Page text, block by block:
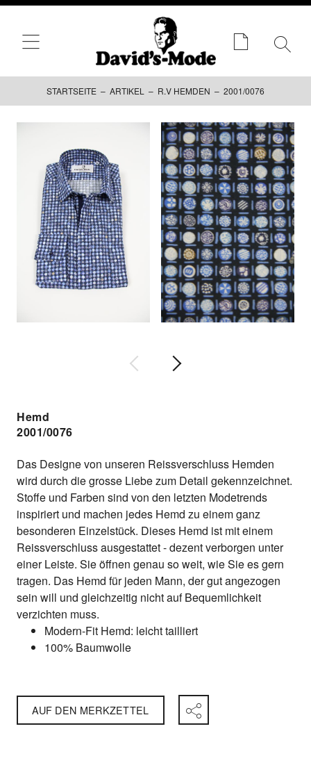
STARTSEITE – ARTIKEL – R.V HEMDEN – 2001/0076
Hemd
2001/0076
Das Designe von unseren Reissverschluss Hemden
wird durch die grosse Liebe zum Detail gekennzeichnet.
Stoffe und Farben sind von den letzten Modetrends
inspiriert und machen jedes Hemd zu einem ganz
besonderen Einzelstück. Dieses Hemd ist mit einem
Reissverschluss ausgestattet - dezent verborgen unter
einer Leiste. Sie öffnen genau so weit, wie Sie es gern
tragen. Das Hemd für jeden Mann, der gut angezogen
sein will und gleichzeitig nicht auf Bequemlichkeit
verzichten muss.
Modern-Fit Hemd: leicht tailliert
100% Baumwolle
AUF DEN MERKZETTEL